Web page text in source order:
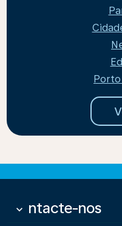
Porto
Contacte-nos
keyboard_arrow_down